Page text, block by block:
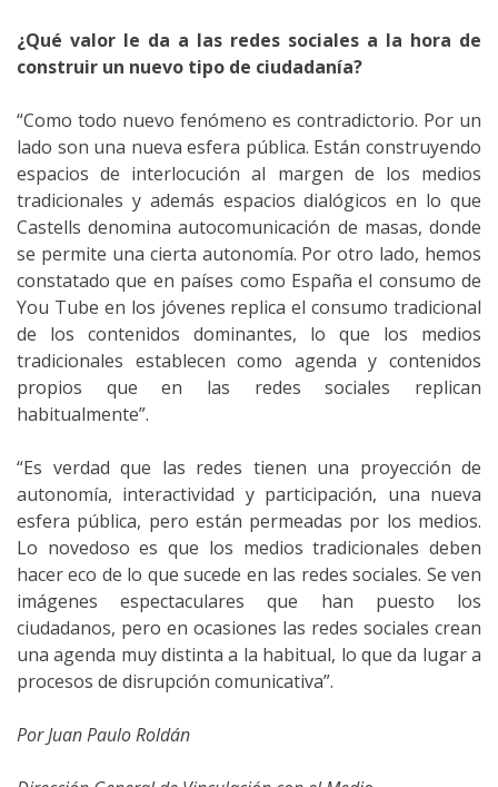
¿Qué valor le da a las redes sociales a la hora de
construir un nuevo tipo de ciudadanía?
“Como todo nuevo fenómeno es contradictorio. Por un
lado son una nueva esfera pública. Están construyendo
espacios de interlocución al margen de los medios
tradicionales y además espacios dialógicos en lo que
Castells denomina autocomunicación de masas, donde
se permite una cierta autonomía. Por otro lado, hemos
constatado que en países como España el consumo de
You Tube en los jóvenes replica el consumo tradicional
de los contenidos dominantes, lo que los medios
tradicionales establecen como agenda y contenidos
propios que en las redes sociales replican
habitualmente”.
“Es verdad que las redes tienen una proyección de
autonomía, interactividad y participación, una nueva
esfera pública, pero están permeadas por los medios.
Lo novedoso es que los medios tradicionales deben
hacer eco de lo que sucede en las redes sociales. Se ven
imágenes espectaculares que han puesto los
ciudadanos, pero en ocasiones las redes sociales crean
una agenda muy distinta a la habitual, lo que da lugar a
procesos de disrupción comunicativa”.
Por Juan Paulo Roldán